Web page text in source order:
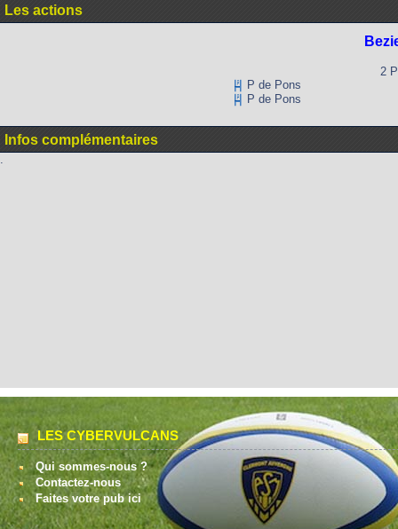
Les actions
2 P
P de Pons
P de Pons
Infos complémentaires
.
LES CYBERVULCANS
Qui sommes-nous ?
Contactez-nous
Faites votre pub ici